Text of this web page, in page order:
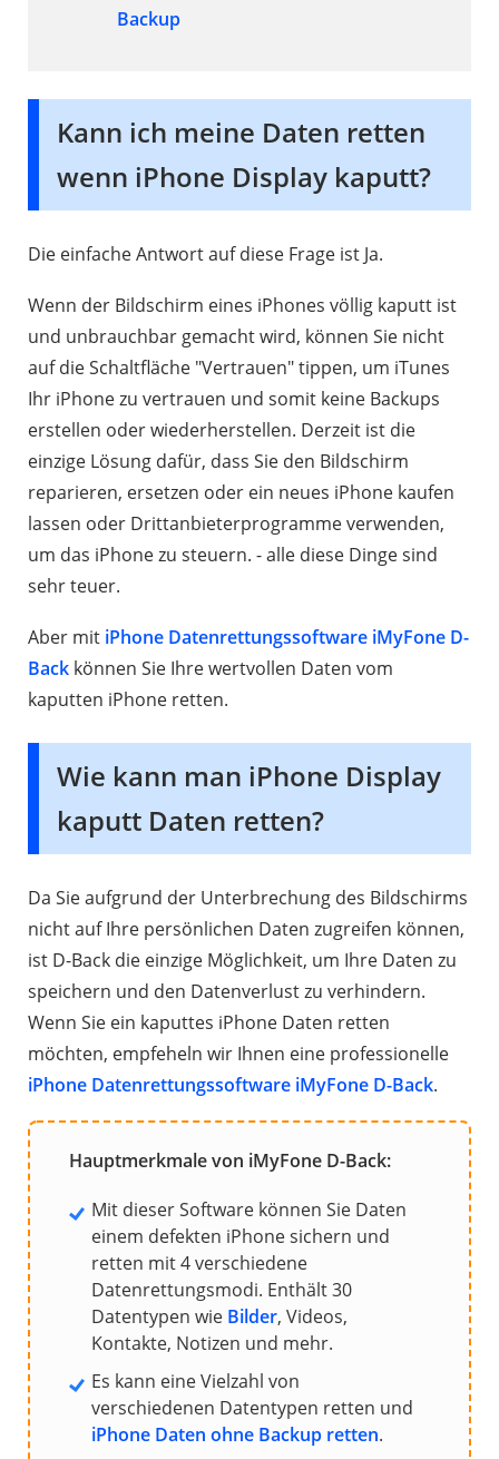
Backup
Kann ich meine Daten retten
wenn iPhone Display kaputt?
Die einfache Antwort auf diese Frage ist Ja.
Wenn der Bildschirm eines iPhones völlig kaputt ist
und unbrauchbar gemacht wird, können Sie nicht
auf die Schaltfläche "Vertrauen" tippen, um iTunes
Ihr iPhone zu vertrauen und somit keine Backups
erstellen oder wiederherstellen. Derzeit ist die
einzige Lösung dafür, dass Sie den Bildschirm
reparieren, ersetzen oder ein neues iPhone kaufen
lassen oder Drittanbieterprogramme verwenden,
um das iPhone zu steuern. - alle diese Dinge sind
sehr teuer.
Aber mit iPhone Datenrettungssoftware iMyFone D-
Back können Sie Ihre wertvollen Daten vom
kaputten iPhone retten.
Wie kann man iPhone Display
kaputt Daten retten?
Da Sie aufgrund der Unterbrechung des Bildschirms
nicht auf Ihre persönlichen Daten zugreifen können,
ist D-Back die einzige Möglichkeit, um Ihre Daten zu
speichern und den Datenverlust zu verhindern.
Wenn Sie ein kaputtes iPhone Daten retten
möchten, empfeheln wir Ihnen eine professionelle
iPhone Datenrettungssoftware iMyFone D-Back.
Hauptmerkmale von iMyFone D-Back:
Mit dieser Software können Sie Daten
einem defekten iPhone sichern und
retten mit 4 verschiedene
Datenrettungsmodi. Enthält 30
Datentypen wie Bilder, Videos,
Kontakte, Notizen und mehr.
Es kann eine Vielzahl von
verschiedenen Datentypen retten und
iPhone Daten ohne Backup retten.